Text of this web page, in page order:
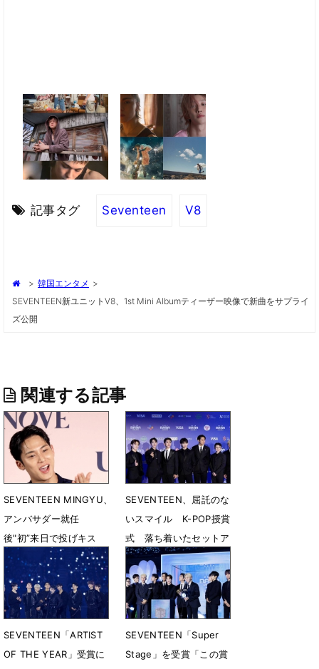
記事タグ Seventeen V8
> 韓国エンタメ >
SEVENTEEN新ユニットV8、1st Mini Albumティーザー映像で新曲をサプライ
ズ公開
関連する記事
SEVENTEEN MINGYU、
アンバサダー就任
後"初”来日で投げキス
6月19日 12時17分
SEVENTEEN、屈託のな
いスマイル K-POP授賞
式 落ち着いたセットア
ップで登場
11月26日 08時18分
SEVENTEEN「ARTIST
OF THE YEAR」受賞に
SEVENTEEN「Super
Stage」を受賞「この賞